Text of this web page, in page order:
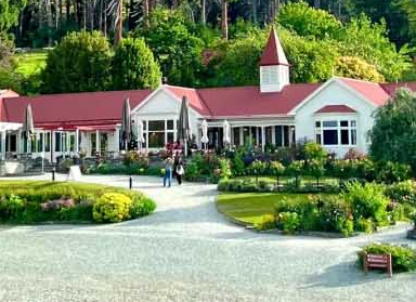
安家
案例
鑫海